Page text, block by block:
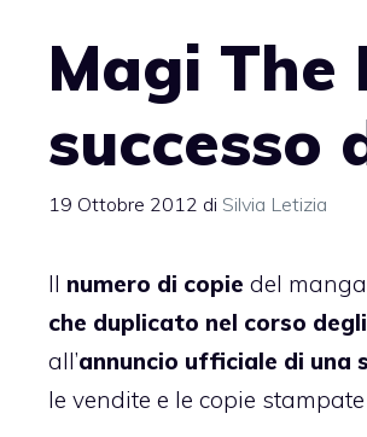
Magi
successo
19 Ottobre 2012 di Silvia Letizia
Il numero di copie del
che duplicato nel corso
all’annuncio ufficiale di
le vendite e le copie